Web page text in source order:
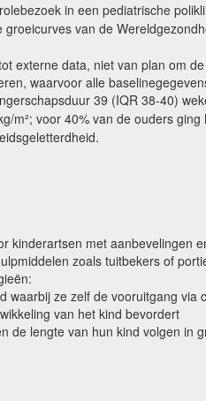
in een pediatrische
groeicurves van de
externe data, niet van plan om
waarvoor alle
39 (IQR 38-40)
m²; voor 40% van de ouders
kinderartsen met aanbevelingen
zoals tuitbekers of
ze zelf de vooruitgang via
van het kind bevordert
de lengte van hun kind volgen in